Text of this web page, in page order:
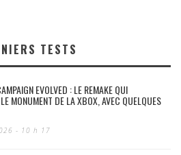
TESTS
EVOLVED : LE REMAKE QUI
MONUMENT DE LA XBOX, AVEC QUELQUES
- 10 h 17